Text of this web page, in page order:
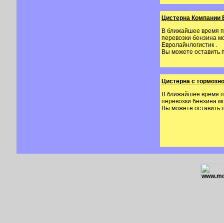
Цистерна Компании
В ближайшее время
перевозки бензина
Евролайнлогистик .
Вы можете оставить
Цистерна с
В ближайшее время
перевозки бензина
Вы можете оставить